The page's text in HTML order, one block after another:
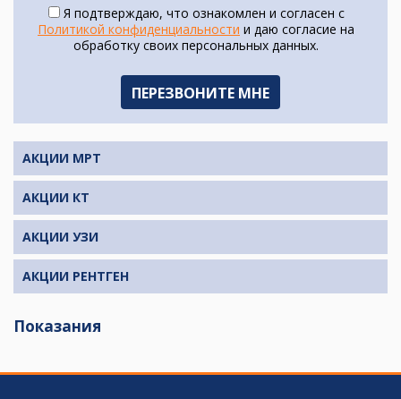
Я подтверждаю, что ознакомлен и согласен с
Политикой конфиденциальности и даю согласие на
обработку своих персональных данных.
АКЦИИ МРТ
АКЦИИ КТ
АКЦИИ УЗИ
АКЦИИ РЕНТГЕН
Показания